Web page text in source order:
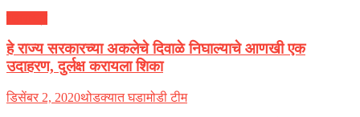
हे राज्य सरकारच्या अकलेचे दिवाळे निघाल्याचे आणखी एक
उदाहरण, दुर्लक्ष करायला शिका
डिसेंबर 2, 2020थोडक्यात घडामोडी टीम